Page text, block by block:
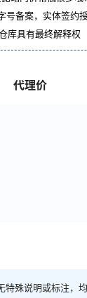
号备案，实体签约
库具有最终解释权
代理价
特殊说明或标注，